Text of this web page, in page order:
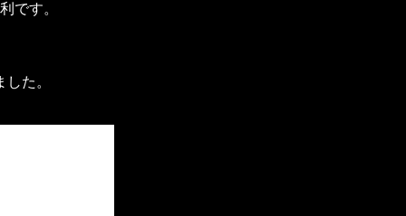
です。
た。